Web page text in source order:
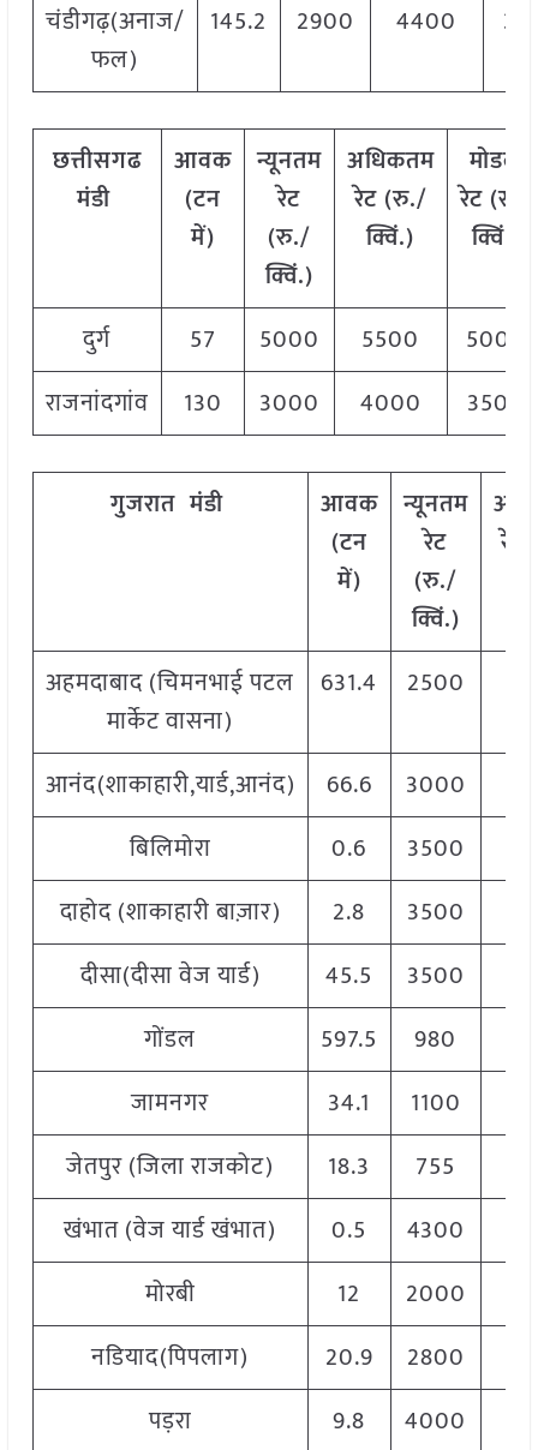
चंडीगढ़(अनाज/
फल)
145.2 2900 4400
छत्तीसगढ
मंडी
आवक
(टन
में)
न्यूनतम
रेट
(रु./
क्विं.)
अधिकतम
रेट (रु./
क्विं.)
मोडल
रेट (रु./
क्विं.)
दुर्ग 57 5000 5500
5000
राजनांदगांव
130 3000 4000 3500
गुजरात मंडी
आवक
(टन
में)
न्यूनतम
रेट
(रु./
क्विं.)
रेट
अहमदाबाद (चिमनभाई पटल
मार्केट वासना)
631.4 2500
आनंद(शाकाहारी,यार्ड,आनंद) 66.6 3000
बिलिमोरा
0.6 3500
दाहोद (शाकाहारी बाज़ार)
2.8 3500
दीसा(दीसा वेज यार्ड)
45.5 3500
गोंडल
597.5 980
जामनगर
34.1 1100
जेतपुर (जिला राजकोट)
18.3 755
खंभात (वेज यार्ड खंभात)
0.5 4300
मोरबी
12 2000
नडियाद(पिपलाग)
20.9 2800
पड़रा
9.8 4000